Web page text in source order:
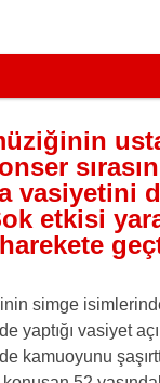
vasiyetini
etkisi
harekete
simge
yaptığı vasiyet
kamuoyunu